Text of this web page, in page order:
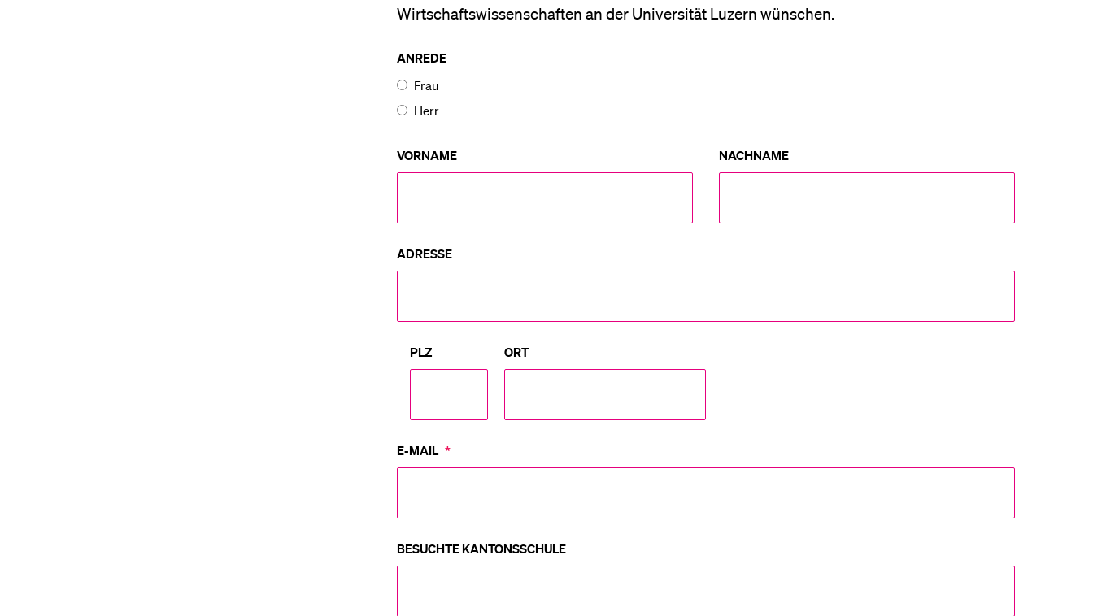
Wirtschaftswissenschaften an der Universität Luzern wünschen.
Bestellung Infomaterial
Bachelor in
Wirtschaftswissenschaften
ANREDE
Frau
Herr
VORNAME NACHNAME
ADRESSE
PLZ ORT
E-MAIL *
BESUCHTE KANTONSSCHULE
Förderer
Anmeldung und Zulassung